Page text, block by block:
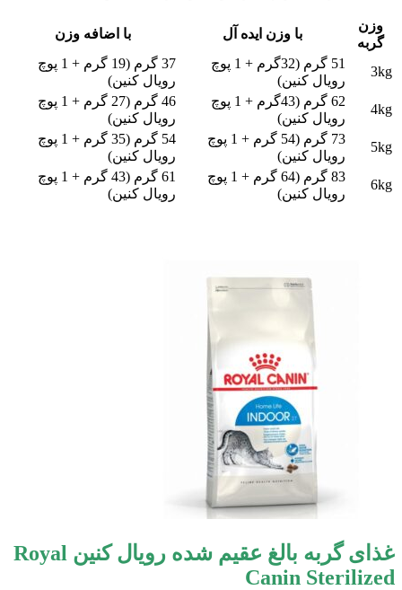
وزن
گربه
با وزن ایده آل با اضافه وزن
3kg
51 گرم (32گرم + 1 پوچ
رویال کنین)
37 گرم (19 گرم + 1 پوچ
رویال کنین)
4kg
62 گرم (43گرم + 1 پوچ
رویال کنین)
46 گرم (27 گرم + 1 پوچ
رویال کنین)
5kg
73 گرم (54 گرم + 1 پوچ
رویال کنین)
54 گرم (35 گرم + 1 پوچ
رویال کنین)
6kg
83 گرم (64 گرم + 1 پوچ
رویال کنین)
61 گرم (43 گرم + 1 پوچ
رویال کنین)
غذای گربه بالغ عقیم شده رویال کنین Royal
Canin Sterilized